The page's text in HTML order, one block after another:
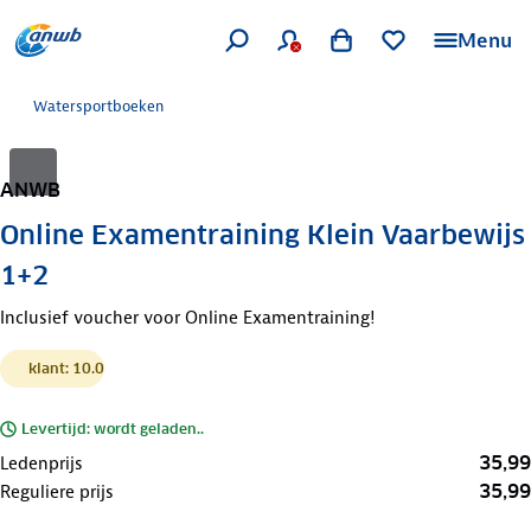
Menu
Watersportboeken
ANWB
Online Examentraining Klein Vaarbewijs
1+2
Inclusief voucher voor Online Examentraining!
klant: 10.0
Levertijd: wordt geladen..
Ledenprijs 35,99
Reguliere prijs 35,99